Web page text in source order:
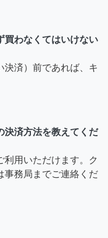
買わなくてはいけない
決済）前であれば、キ
決済方法を教えてくだ
利用いただけます。ク
事務局までご連絡くだ